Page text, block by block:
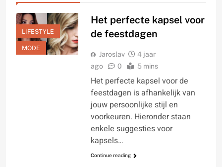
LIFESTYLE
MODE
Het perfecte kapsel voor
de feestdagen
Jaroslav
4 jaar
ago
0 5 mins
Het perfecte kapsel voor de
feestdagen is afhankelijk van
jouw persoonlijke stijl en
voorkeuren. Hieronder staan
enkele suggesties voor
kapsels…
Continue reading